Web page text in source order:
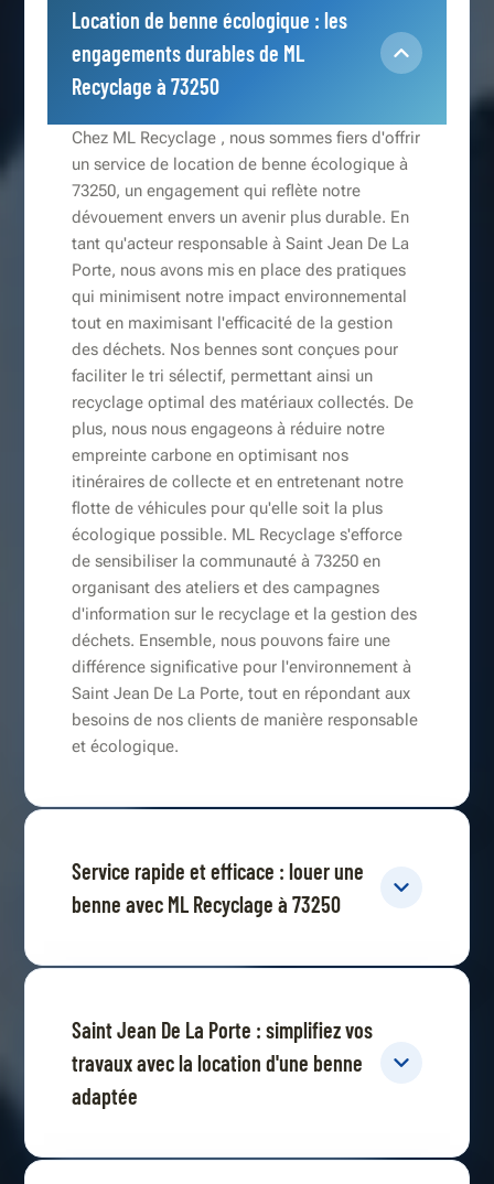
Location de benne écologique : les
engagements durables de ML
Recyclage à 73250
Chez ML Recyclage , nous sommes fiers d'offrir
un service de location de benne écologique à
73250, un engagement qui reflète notre
dévouement envers un avenir plus durable. En
tant qu'acteur responsable à Saint Jean De La
Porte, nous avons mis en place des pratiques
qui minimisent notre impact environnemental
tout en maximisant l'efficacité de la gestion
des déchets. Nos bennes sont conçues pour
faciliter le tri sélectif, permettant ainsi un
recyclage optimal des matériaux collectés. De
plus, nous nous engageons à réduire notre
empreinte carbone en optimisant nos
itinéraires de collecte et en entretenant notre
flotte de véhicules pour qu'elle soit la plus
écologique possible. ML Recyclage s'efforce
de sensibiliser la communauté à 73250 en
organisant des ateliers et des campagnes
d'information sur le recyclage et la gestion des
déchets. Ensemble, nous pouvons faire une
différence significative pour l'environnement à
Saint Jean De La Porte, tout en répondant aux
besoins de nos clients de manière responsable
et écologique.
Service rapide et efficace : louer une
benne avec ML Recyclage à 73250
Saint Jean De La Porte : simplifiez vos
travaux avec la location d'une benne
adaptée